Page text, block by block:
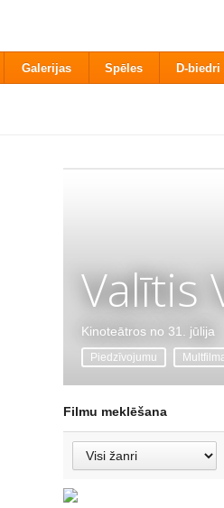
Galerijas Spēles D-biedri
Valītis
Kinoteātros no 31. jūlija
Piedzīvojumu
Filmu meklēšana